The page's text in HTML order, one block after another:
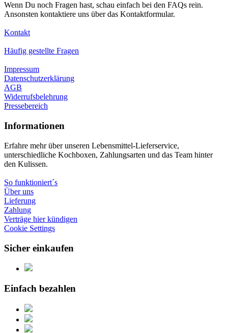
Wenn Du noch Fragen hast, schau einfach bei den FAQs rein.
Ansonsten kontaktiere uns über das Kontaktformular.
Kontakt
Häufig gestellte Fragen
Impressum
Datenschutzerklärung
AGB
Widerrufsbelehrung
Pressebereich
Informationen
Erfahre mehr über unseren Lebensmittel-Lieferservice,
unterschiedliche Kochboxen, Zahlungsarten und das Team hinter
den Kulissen.
So funktioniert´s
Über uns
Lieferung
Zahlung
Verträge hier kündigen
Cookie Settings
Sicher einkaufen
Einfach bezahlen